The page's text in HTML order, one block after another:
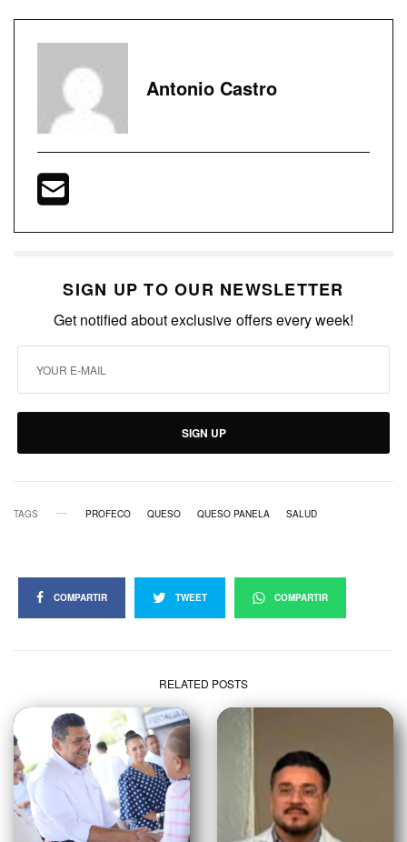
Antonio Castro
SIGN UP TO OUR NEWSLETTER
Get notified about exclusive offers every week!
SIGN UP
TAGS PROFECO QUESO QUESO PANELA SALUD
COMPARTIR TWEET COMPARTIR
RELATED POSTS